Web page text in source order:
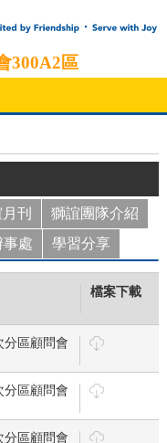
300A2區
刊
獅誼團隊介紹
事處 學習分享
檔案下載
分區顧問會
分區顧問會
分區顧問會